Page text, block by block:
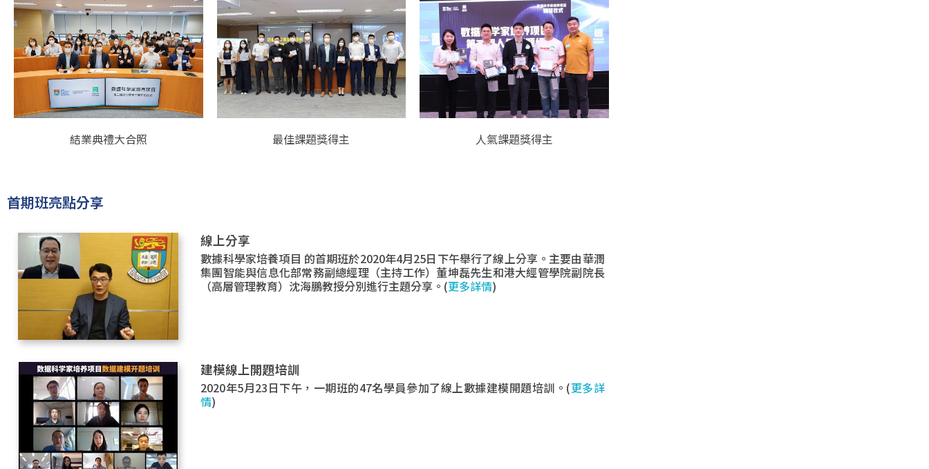
結業典禮大合照 最佳課題獎得主 人氣課題獎得主
首期班亮點分享
線上分享
數據科學家培養項目 的首期班於2020年4月25日下午舉行了線上分享。主要由華潤
集團智能與信息化部常務副總經理（主持工作）董坤磊先生和港大經管學院副院長
（高層管理教育）沈海鵬教授分別進行主題分享。(更多詳情)
建模線上開題培訓
2020年5月23日下午，一期班的47名學員參加了線上數據建模開題培訓。(更多詳
情)